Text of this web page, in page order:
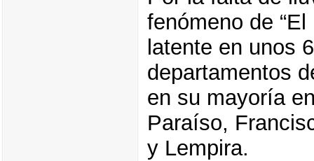
fenómeno de
latente en unos
departamentos
en su mayoría
Paraíso,
y Lempira.